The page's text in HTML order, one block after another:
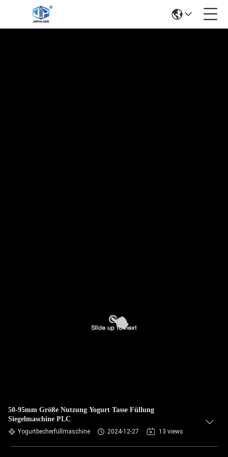
50-95mm Größe Nutzung Yogurt Tasse Füllung
Siegelmaschine PLC
Yogurtbecherfüllmaschine 2024-12-27 13 views